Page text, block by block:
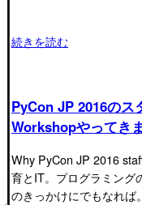
続きを読む
PyCon JP 2016の
Workshopやってき
Why PyCon JP 2016
育とIT。プログラミング
のきっかけにでもなれ